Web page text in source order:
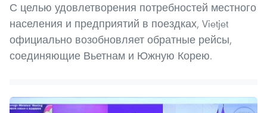
С целью удовлетворения потребностей местного
населения и предприятий в поездках, Vietjet
официально возобновляет обратные рейсы,
соединяющие Вьетнам и Южную Корею.